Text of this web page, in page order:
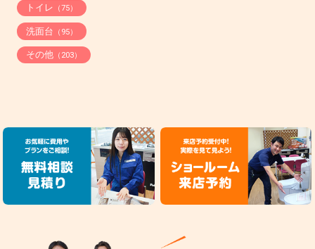
トイレ （75）
洗面台 （95）
その他（203）